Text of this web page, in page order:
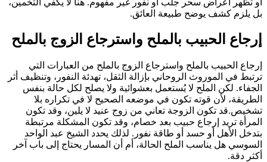
أو تظهر أعراض سحر جلب أو نفور غير مفهوم. هنا لا يكفي التخمين،
بل يلزم كشف يوضح طبيعة العائق.
إرجاع الحبيب بالملح واسترجاع الزوج بالملح
إرجاع الحبيب بالملح واسترجاع الزوج بالملح من العبارات التي
ترتبط في الموروث الروحاني بإزالة الثقل، تهدئة النفور، وتنظيف أثر
الجفاء. لكن الملح لا يُستعمل بعشوائية ولا يصلح لكل حالة بنفس
الطريقة، لأن قوته تكون في موضعه الصحيح لا في تكراره بلا
تشخيص.قد تكون الزوجة تعاني من زوج عنيد لا يلين، وقد تكون
المرأة تريد إرجاع حبيب بعد خصام، وقد تكون المشكلة مرتبطة
بتدخل الأهل أو حسد أو طاقة نفور. لذلك يحدد الشيخ عبد الواحد
السوسي هل يناسب الملح الحالة، أم أن المسار يحتاج إلى باب آخر
أكثر دقة.